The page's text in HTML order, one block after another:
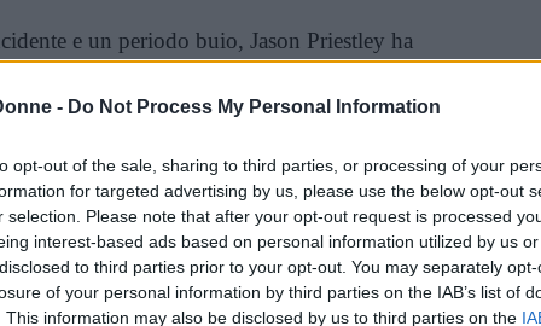
- Do Not Process My Personal Information
opt-out of the sale, sharing to third parties, or processing of your
for targeted advertising by us, please use the below opt-out
selection. Please note that after your opt-out request is processed
interest-based ads based on personal information utilized by us
to third parties prior to your opt-out. You may separately
of your personal information by third parties on the IAB’s list of
This information may also be disclosed by us to third parties on the
e un periodo buio, Jason Priestley ha
spettacolo e ha una bellissima famiglia.
in gioco. E lasciandosi alle spalle
volentieri di tornare a interpretarlo, nella
ha visto anche la perdita di Luke Perry.
Vi raccomandiamo...